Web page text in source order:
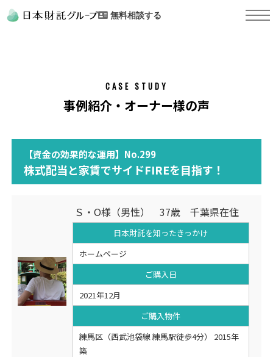
無料相談する
CASE STUDY
事例紹介・オーナー様の声
【資金の効果的な運用】No.299
株式配当と家賃でサイドFIREを目指す！
Ｓ・O様（男性） 37歳 千葉県在住
日本財託を知ったきっかけ
ホームページ
ご購入日
2021年12月
ご購入物件
練馬区（西武池袋線 練馬駅徒歩4分） 2015年
築